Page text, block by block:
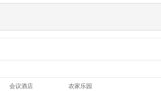
会议酒店
农家乐园